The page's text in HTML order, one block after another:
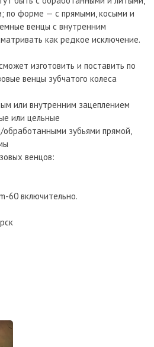
по форме — с прямыми, косыми и
венцы с внутренним
как редкое исключение.
изготовить и поставить по
венцы зубчатого колеса
или внутренним зацеплением
или цельные
зубьями прямой,
венцов:
60 включительно.